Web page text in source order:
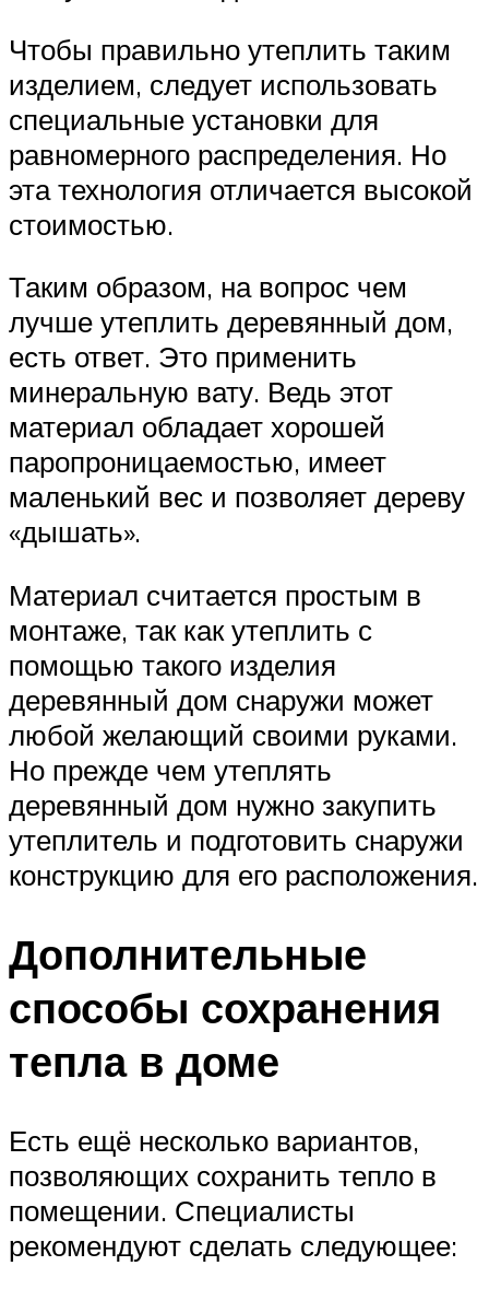
Чтобы правильно утеплить таким
изделием, следует использовать
специальные установки для
равномерного распределения. Но
эта технология отличается высокой
стоимостью.
Таким образом, на вопрос чем
лучше утеплить деревянный дом,
есть ответ. Это применить
минеральную вату. Ведь этот
материал обладает хорошей
паропроницаемостью, имеет
маленький вес и позволяет дереву
«дышать».
Материал считается простым в
монтаже, так как утеплить с
помощью такого изделия
деревянный дом снаружи может
любой желающий своими руками.
Но прежде чем утеплять
деревянный дом нужно закупить
утеплитель и подготовить снаружи
конструкцию для его расположения.
Дополнительные
способы сохранения
тепла в доме
Есть ещё несколько вариантов,
позволяющих сохранить тепло в
помещении. Специалисты
рекомендуют сделать следующее: